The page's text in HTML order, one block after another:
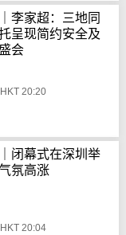
李家超：三地同
呈现简约安全及
会
20:20
闭幕式在深圳举
氛高涨
20:04